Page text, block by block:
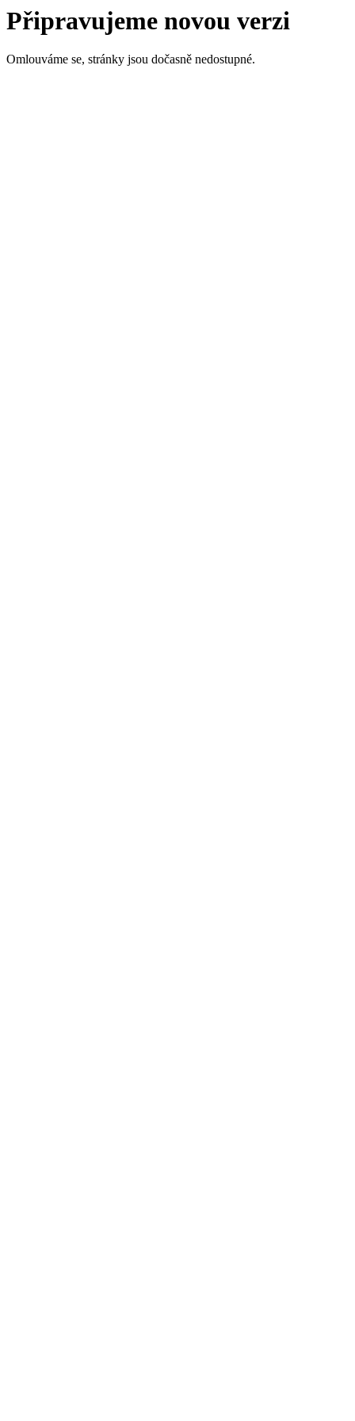
Připravujeme novou verzi
Omlouváme se, stránky jsou dočasně nedostupné.